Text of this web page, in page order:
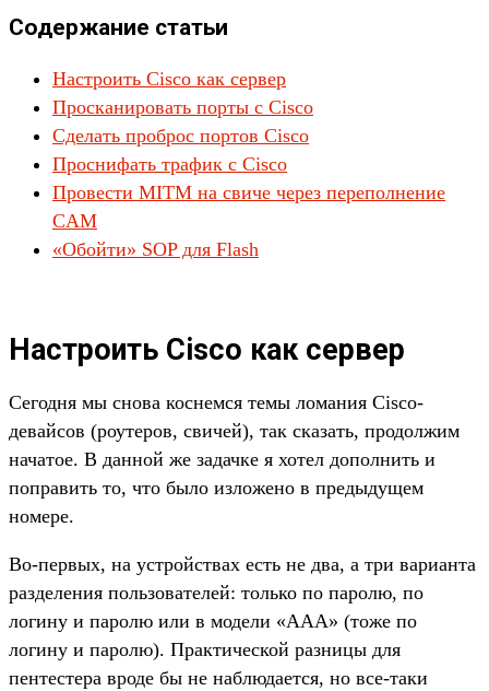
Содержание статьи
Настроить Cisco как сервер
Просканировать порты с Cisco
Сделать проброс портов Cisco
Проснифать трафик с Cisco
Провести MITM на свиче через переполнение
CAM
«Обойти» SOP для Flash
Настроить Cisco как сервер
Сегодня мы снова коснемся темы ломания Cisco-
девайсов (роутеров, свичей), так сказать, продолжим
начатое. В данной же задачке я хотел дополнить и
поправить то, что было изложено в предыдущем
номере.
Во-первых, на устройствах есть не два, а три варианта
разделения пользователей: только по паролю, по
логину и паролю или в модели «AAA» (тоже по
логину и паролю). Практической разницы для
пентестера вроде бы не наблюдается, но все-таки